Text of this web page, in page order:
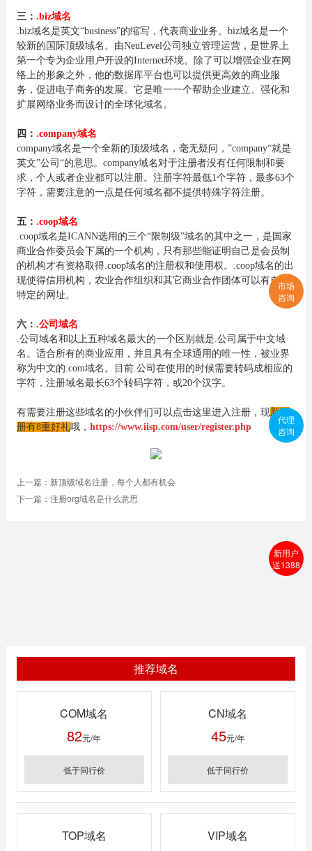
三： .biz域名
.biz域名是英文“business”的缩写，代表商业业务。biz域名是一个
较新的国际顶级域名。由NeuLevel公司独立管理运营，是世界上
第一个专为企业用户开设的Internet环境。除了可以增强企业在网
络上的形象之外，他的数据库平台也可以提供更高效的商业服
务，促进电子商务的发展。它是唯一一个帮助企业建立、强化和
扩展网络业务而设计的全球化域名。
四： .company域名
company域名是一个全新的顶级域名，毫无疑问，”company“就是
英文”公司“的意思。company域名对于注册者没有任何限制和要
求，个人或者企业都可以注册。注册字符最低1个字符，最多63个
字符，需要注意的一点是任何域名都不提供特殊字符注册。
五： .coop域名
.coop域名是ICANN选用的三个“限制级”域名的其中之一，是国家
商业合作委员会下属的一个机构，只有那些能证明自己是会员制
的机构才有资格取得.coop域名的注册权和使用权。.coop域名的出
现使得信用机构，农业合作组织和其它商业合作团体可以有自己
特定的网址。
六： .公司域名
.公司域名和以上五种域名最大的一个区别就是.公司属于中文域
名。适合所有的商业应用，并且具有全球通用的唯一性，被业界
称为中文的.com域名。目前.公司在使用的时候需要转码成相应的
字符，注册域名最长63个转码字符，或20个汉字。
有需要注册这些域名的小伙伴们可以点击这里进入注册，现新注
册有8重好礼哦， https://www.iisp.com/user/register.php
上一篇： 新顶级域名注册，每个人都有机会
下一篇： 注册org域名是什么意思
推荐域名
COM域名
82元/年
低于同行价
CN域名
45元/年
低于同行价
TOP域名 VIP域名
市场
咨询
代理
咨询
新用户
送1388